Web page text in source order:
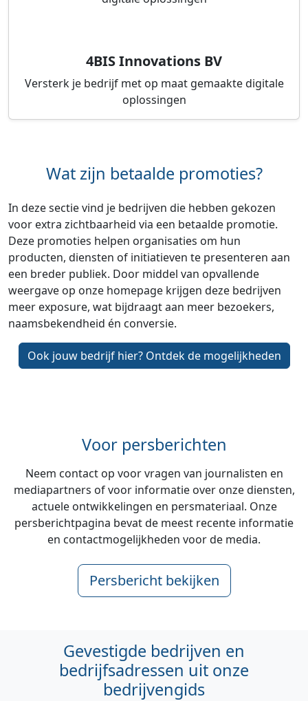
4BIS Innovations BV
Versterk je bedrijf met op maat gemaakte digitale
oplossingen
Wat zijn betaalde promoties?
In deze sectie vind je bedrijven die hebben gekozen
voor extra zichtbaarheid via een betaalde promotie.
Deze promoties helpen organisaties om hun
producten, diensten of initiatieven te presenteren aan
een breder publiek. Door middel van opvallende
weergave op onze homepage krijgen deze bedrijven
meer exposure, wat bijdraagt aan meer bezoekers,
naamsbekendheid én conversie.
Ook jouw bedrijf hier? Ontdek de mogelijkheden
Voor persberichten
Neem contact op voor vragen van journalisten en
mediapartners of voor informatie over onze diensten,
actuele ontwikkelingen en persmateriaal. Onze
persberichtpagina bevat de meest recente informatie
en contactmogelijkheden voor de media.
Persbericht bekijken
Gevestigde bedrijven en
bedrijfsadressen uit onze
bedrijvengids